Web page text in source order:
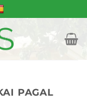
PAGAL